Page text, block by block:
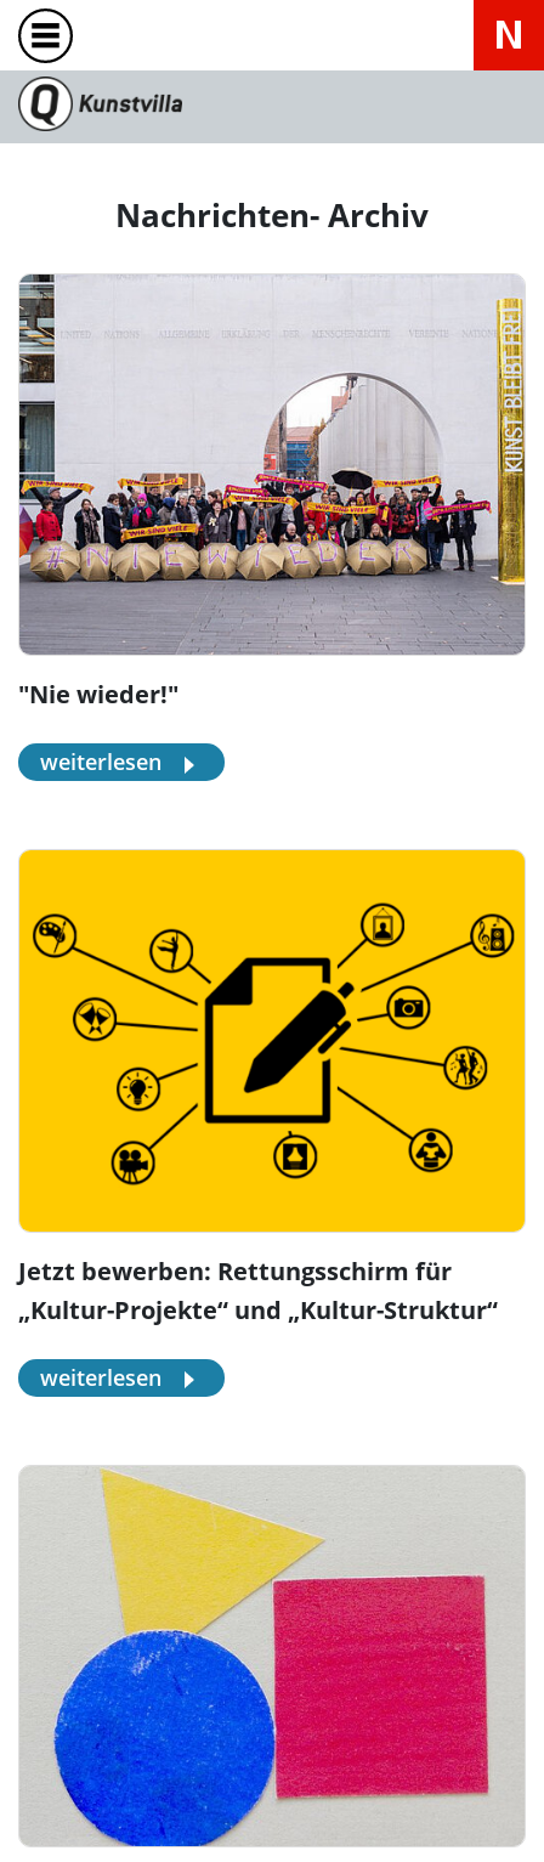
Nachrichten- Archiv
"Nie wieder!"
weiterlesen
Jetzt bewerben: Rettungsschirm für
„Kultur-Projekte“ und „Kultur-Struktur“
weiterlesen